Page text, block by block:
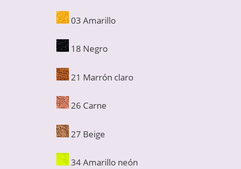
03 Amarillo
18 Negro
21 Marrón claro
26 Carne
27 Beige
34 Amarillo neón